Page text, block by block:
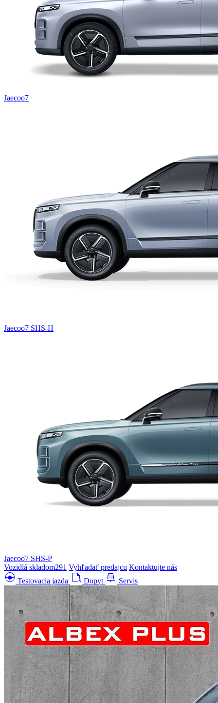
Jaecoo7
Jaecoo7 SHS-H
Jaecoo7 SHS-P
Vozidlá skladom291 Vyhľadať predajcu Kontaktujte nás
search_hands_free Testovacia jazda file_open Dopyt car_repair Servis